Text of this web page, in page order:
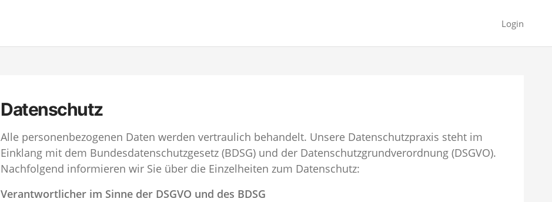
Login
Datenschutz
Alle personenbezogenen Daten werden vertraulich behandelt. Unsere Datenschutzpraxis steht im
Einklang mit dem Bundesdatenschutzgesetz (BDSG) und der Datenschutzgrundverordnung (DSGVO).
Nachfolgend informieren wir Sie über die Einzelheiten zum Datenschutz:
Verantwortlicher im Sinne der DSGVO und des BDSG